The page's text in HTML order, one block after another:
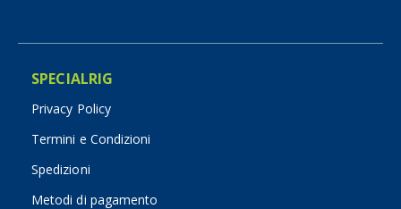
SPECIALRIG
Privacy Policy
Termini e Condizioni
Spedizioni
Metodi di pagamento